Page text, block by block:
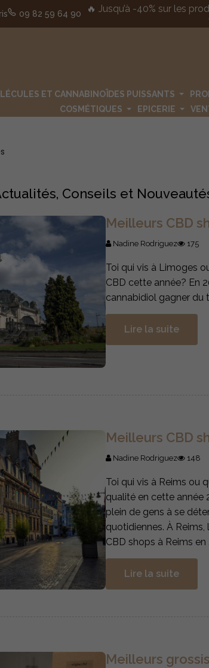
09 82 59 64 90
🔥 Jusqu’à -40% sur les
ET CANNABINOÏDES PUISSANTS
COSMÉTIQUES
EPICERIE
Conseils et
Meilleurs CBD
Nadine Rodriguez 175
Toi qui vis à Limoges
CBD cette année? En
cannabidiol gagner du
Lire la suite
Meilleurs CBD
Nadine Rodriguez 148
Toi qui vis à Reims ou
qualité en cette année
plein de gens à se
quotidiennes. À
CBD shops à Reims en
Lire la suite
Meilleurs